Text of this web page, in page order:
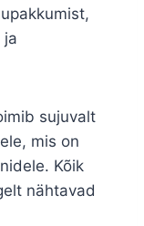
ja
sujuvalt
mis on
Kõik
nähtavad